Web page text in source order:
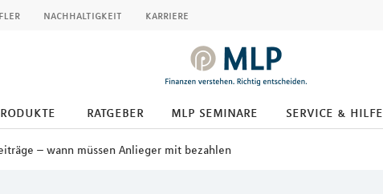
nachhaltigkeit karriere
ratgeber mlp seminare service & hilfe
– wann müssen Anlieger mit bezahlen